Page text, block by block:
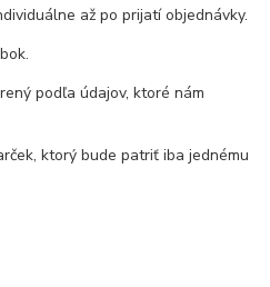
až po prijatí objednávky.
podľa údajov, ktoré nám
ktorý bude patriť iba jednému